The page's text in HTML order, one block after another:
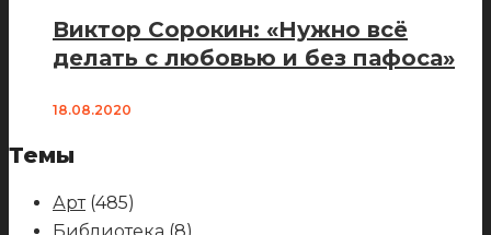
Виктор Сорокин: «Нужно всё
делать с любовью и без пафоса»
18.08.2020
Темы
Арт(485)